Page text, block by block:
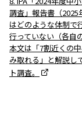
調査」報告書（2025
はどのような体制で
行っていない（各自
本文は「7割近くの
み取れる」と解説し
ト調査。